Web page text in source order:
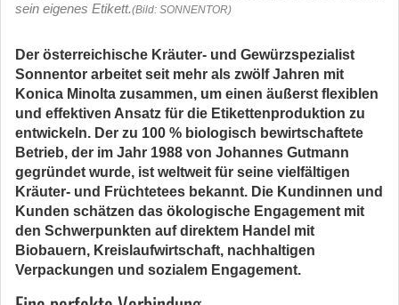
sein eigenes Etikett.(Bild: SONNENTOR)
Der österreichische Kräuter- und Gewürzspezialist
Sonnentor arbeitet seit mehr als zwölf Jahren mit
Konica Minolta zusammen, um einen äußerst flexiblen
und effektiven Ansatz für die Etikettenproduktion zu
entwickeln. Der zu 100 % biologisch bewirtschaftete
Betrieb, der im Jahr 1988 von Johannes Gutmann
gegründet wurde, ist weltweit für seine vielfältigen
Kräuter- und Früchtetees bekannt. Die Kundinnen und
Kunden schätzen das ökologische Engagement mit
den Schwerpunkten auf direktem Handel mit
Biobauern, Kreislaufwirtschaft, nachhaltigen
Verpackungen und sozialem Engagement.